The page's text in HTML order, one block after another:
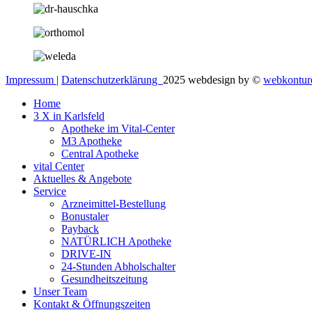
Impressum | Datenschutzerklärung 2025 webdesign by ©
Home
3 X in Karlsfeld
Apotheke im Vital-Center
M3 Apotheke
Central Apotheke
vital Center
Aktuelles & Angebote
Service
Arzneimittel-Bestellung
Bonustaler
Payback
NATÜRLICH Apotheke
DRIVE-IN
24-Stunden Abholschalter
Gesundheitszeitung
Unser Team
Kontakt & Öffnungszeiten